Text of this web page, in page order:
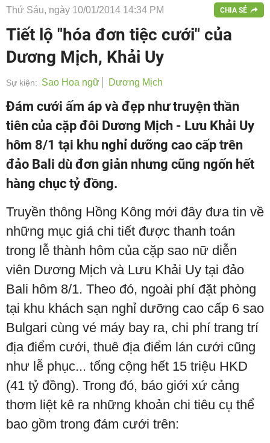
Thứ Sáu, ngày 10/01/2014 14:34 PM CHIA SẺ
Tiết lộ "hóa đơn tiệc cưới" của
Dương Mịch, Khải Uy
Sự kiện: Sao Hoa ngữ Dương Mịch
Đám cưới ấm áp và đẹp như truyện thần
tiên của cặp đôi Dương Mịch - Lưu Khải Uy
hôm 8/1 tại khu nghỉ dưỡng cao cấp trên
đảo Bali dù đơn giản nhưng cũng ngốn hết
hàng chục tỷ đồng.
Truyền thông Hồng Kông mới đây đưa tin về
những mục giá chi tiết được thanh toán
trong lễ thành hôm của cặp sao nữ diễn
viên Dương Mịch và Lưu Khải Uy tại đảo
Bali hôm 8/1. Theo đó, ngoài phí đặt phòng
tại khu khách sạn nghỉ dưỡng cao cấp 6 sao
Bulgari cùng vé máy bay ra, chi phí trang trí
địa điểm cưới, thuê địa điểm lán cưới cũng
như lễ phục... tổng cộng hết 15 triệu HKD
(41 tỷ đồng). Trong đó, báo giới xứ cảng
thơm liệt kê ra những khoản chi tiêu cụ thể
bao gồm trong đám cưới trên: